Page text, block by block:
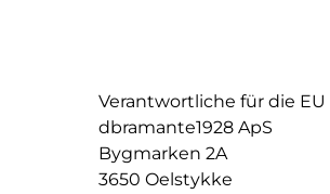
Verantwortliche für die EU
dbramante1928 ApS
Bygmarken 2A
3650 Oelstykke